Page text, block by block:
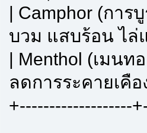
| Camphor (ก
บวม แสบร้อน ไล่
| Menthol (เม
ลดการระคายเคือ
+-------------------